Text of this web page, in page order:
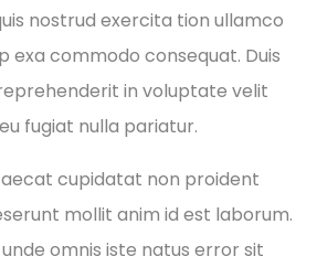
nostrud exercita tion ullamco
exa commodo consequat. Duis
in voluptate velit
fugiat nulla pariatur.
cupidatat non proident
mollit anim id est laborum.
omnis iste natus error sit